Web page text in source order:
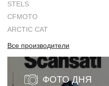
STELS
CFMOTO
ARCTIC CAT
Все производители
ФОТО ДНЯ